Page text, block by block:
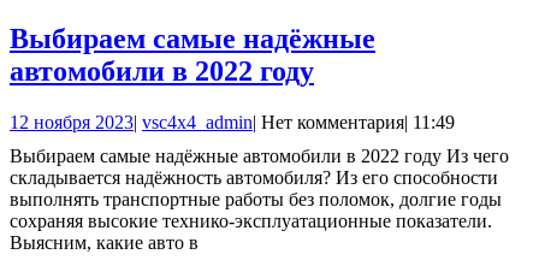
Выбираем самые надёжные
автомобили в 2022 годуВыбираем
надёжные
автомобили
в
2022
12 ноября 202312
2023
| vsc4x4_adminvsc4x4_admin
| Нет комментария| 11:49
Выбираем самые надёжные автомобили в 2022 году Из чего
складывается надёжность автомобиля? Из его способности
выполнять транспортные работы без поломок, долгие годы
сохраняя высокие технико-эксплуатационные показатели.
Выясним, какие авто в